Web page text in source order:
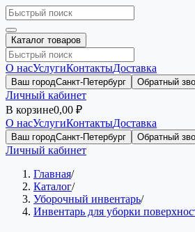
Каталог товаров
О насУслугиКонтактыДоставка
Ваш городСанкт-Петербург Обратный
Личный кабинет
В корзине0,00 ₽
О насУслугиКонтактыДоставка
Ваш городСанкт-Петербург Обратный
Личный кабинет
Главная/
Каталог/
Уборочный инвентарь/
Инвентарь для уборки